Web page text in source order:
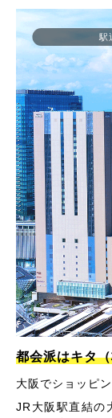
都会派はキタ
大阪でショッピ
JR大阪駅直結の
駅